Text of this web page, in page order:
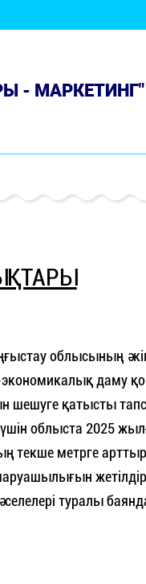
-
облысының
экономикалық даму
шешуге қатысты
үшін облыста 2025
текше метрге
туралы